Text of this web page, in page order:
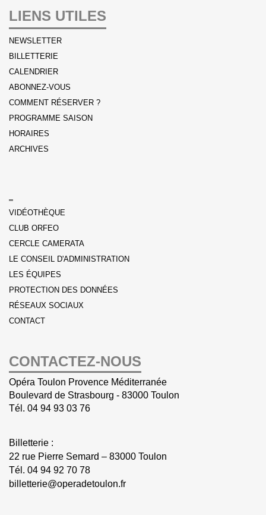
LIENS UTILES
NEWSLETTER
BILLETTERIE
CALENDRIER
ABONNEZ-VOUS
COMMENT RÉSERVER ?
PROGRAMME SAISON
HORAIRES
ARCHIVES
VIDÉOTHÈQUE
CLUB ORFEO
CERCLE CAMERATA
LE CONSEIL D'ADMINISTRATION
LES ÉQUIPES
PROTECTION DES DONNÉES
RÉSEAUX SOCIAUX
CONTACT
CONTACTEZ-NOUS
Opéra Toulon Provence Méditerranée
Boulevard de Strasbourg - 83000 Toulon
Tél. 04 94 93 03 76
Billetterie :
22 rue Pierre Semard – 83000 Toulon
Tél. 04 94 92 70 78
billetterie@operadetoulon.fr